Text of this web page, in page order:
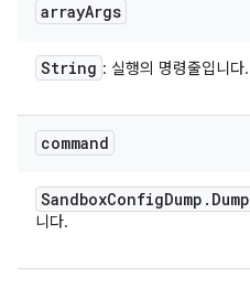
arrayArgs
String : 실행의 명령줄입니다.
command
SandboxConfigDump . Dump
니다.